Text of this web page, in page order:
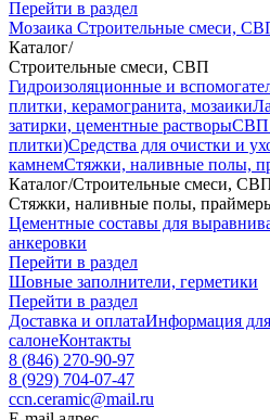
Перейти в раздел
Мозаика Строительные смеси,
Каталог/
Строительные смеси, СВП
Гидроизоляционные и
плитки, керамогранита, мозаики
затирки, цементные растворыСВП
плитки)Средства для очистки и
камнемСтяжки, наливные полы,
Каталог/Строительные смеси,
Стяжки, наливные полы,
Цементные составы для
анкеровки
Перейти в раздел
Шовные заполнители, герметики
Перейти в раздел
Доставка и оплатаИнформация
салонеКонтакты
8 (846) 270-90-97
8 (929) 704-07-47
ccn.ceramic@mail.ru